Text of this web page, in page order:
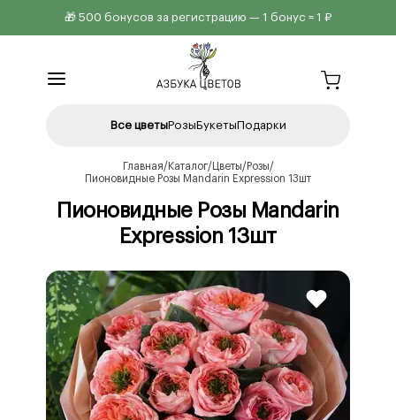
🎁 500 бонусов за регистрацию — 1 бонус = 1 ₽
Все цветыРозыБукетыПодарки
Главная Каталог Цветы
Розы
Пионовидные Розы Mandarin Expression 13шт
Пионовидные Розы Mandarin
Expression 13шт